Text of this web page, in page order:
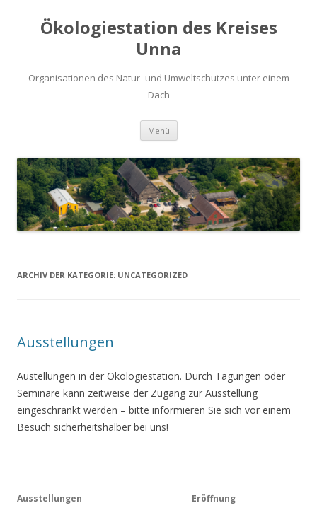
Ökologiestation des Kreises
Unna
Organisationen des Natur- und Umweltschutzes unter einem
Dach
Menü Zum
springen
ARCHIV DER KATEGORIE: UNCATEGORIZED
Ausstellungen
Austellungen in der Ökologiestation. Durch Tagungen oder
Seminare kann zeitweise der Zugang zur Ausstellung
eingeschränkt werden – bitte informieren Sie sich vor einem
Besuch sicherheitshalber bei uns!
Ausstellungen Eröffnung